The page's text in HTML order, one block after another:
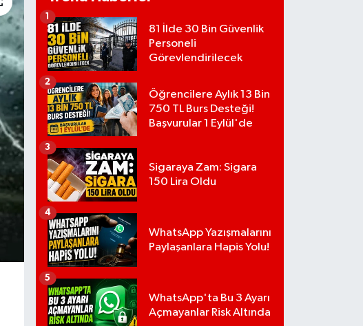
81 İlde 30 Bin Güvenlik
Personeli
Görevlendirilecek
1
Öğrencilere Aylık 13 Bin
750 TL Burs Desteği!
Başvurular 1 Eylül'de
2
Sigaraya Zam: Sigara
150 Lira Oldu
3
WhatsApp Yazışmalarını
Paylaşanlara Hapis Yolu!
4
WhatsApp'ta Bu 3 Ayarı
Açmayanlar Risk Altında
5